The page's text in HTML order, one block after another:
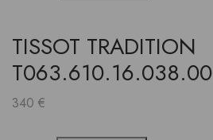
TISSOT TRADITION
T063.610.16.038.00
340 €